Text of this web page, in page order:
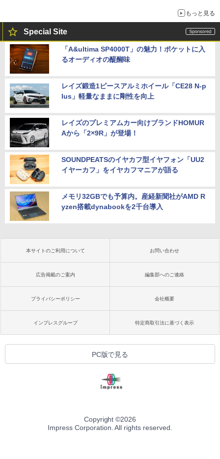
もっと見る
Special Site
「A&ultima SP4000T」の魅力！ポケットに入
るオーディオの醍醐味
レイズ鍛造1ピースアルミホイール「CE28 N-p
lus」軽量なままに剛性を向上
レイズのプレミアムカー向けブランドHOMUR
Aから「2×9R」が登場！
SOUNDPEATSのイヤカフ型イヤフォン「UU2
イヤーカフ」をイヤカフマニアが語る
メモリ32GBでも予算内。産経新聞社がAMD R
yzen搭載dynabookを2千台導入
本サイトのご利用について お問い合わせ
広告掲載のご案内 編集部へのご連絡
プライバシーポリシー 会社概要
インプレスグループ 特定商取引法に基づく表示
PC版で見る
Copyright ©2026
Impress Corporation. All rights reserved.